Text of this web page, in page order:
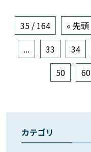
35 / 164 « 先頭
...
33 34
50
60
カテゴリ